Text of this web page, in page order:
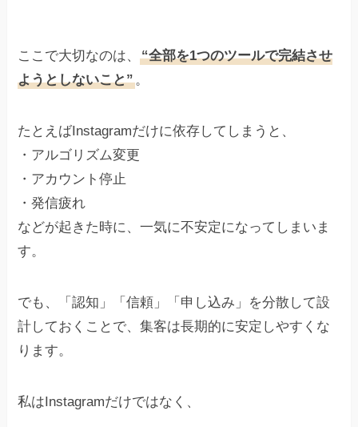
ここで大切なのは、“全部を1つのツールで完結させ
ようとしないこと”。
たとえばInstagramだけに依存してしまうと、
・アルゴリズム変更
・アカウント停止
・発信疲れ
などが起きた時に、一気に不安定になってしまいま
す。
でも、「認知」「信頼」「申し込み」を分散して設
計しておくことで、集客は長期的に安定しやすくな
ります。
私はInstagramだけではなく、